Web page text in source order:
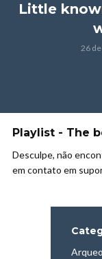
Little
26
Playlist - The
Desculpe, não
em contato em